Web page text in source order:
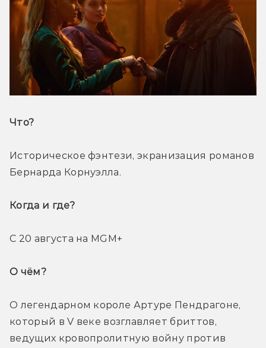
Что?
Историческое фэнтези, экранизация романов
Бернарда Корнуэлла.
Когда и где?
С 20 августа на MGM+
О чём?
О легендарном короле Артуре Пендрагоне,
который в V веке возглавляет бриттов,
ведущих кровопролитную войну против